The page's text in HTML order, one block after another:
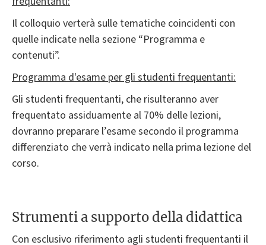
Il colloquio verterà sulle tematiche coincidenti con
quelle indicate nella sezione “Programma e
contenuti”.
Programma d'esame per gli studenti frequentanti:
Gli studenti frequentanti, che risulteranno aver
frequentato assiduamente al 70% delle lezioni,
dovranno preparare l’esame secondo il programma
differenziato che verrà indicato nella prima lezione del
corso.
Strumenti a supporto della didattica
Con esclusivo riferimento agli studenti frequentanti il